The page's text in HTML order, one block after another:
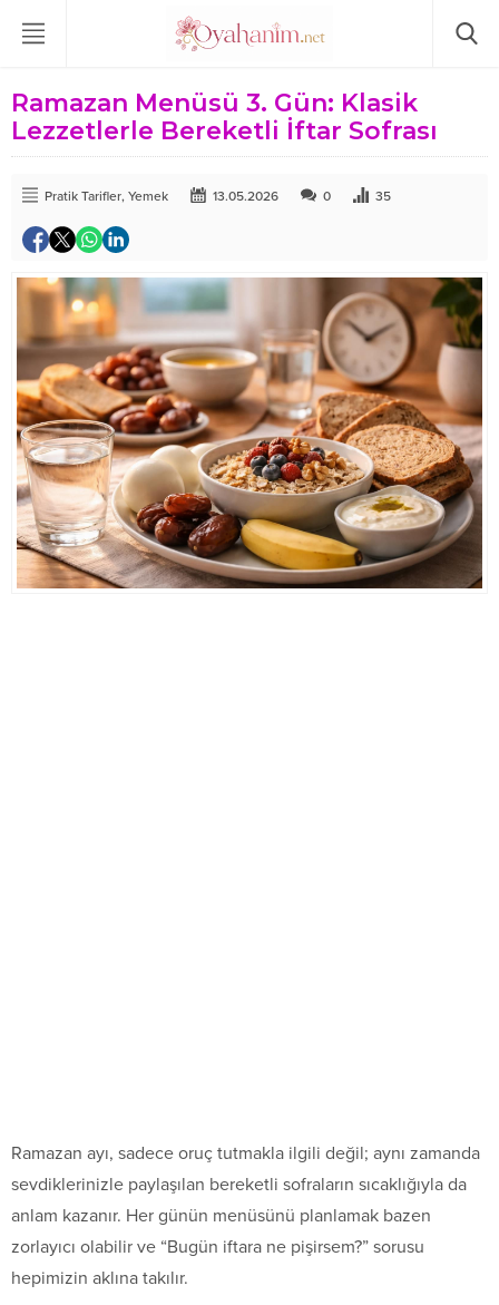
Ramazan Menüsü 3. Gün: Klasik
Lezzetlerle Bereketli İftar Sofrası
Pratik Tarifler, Yemek 13.05.2026 0 35
Ramazan ayı, sadece oruç tutmakla ilgili değil; aynı zamanda
sevdiklerinizle paylaşılan bereketli sofraların sıcaklığıyla da
anlam kazanır. Her günün menüsünü planlamak bazen
zorlayıcı olabilir ve “Bugün iftara ne pişirsem?” sorusu
hepimizin aklına takılır.